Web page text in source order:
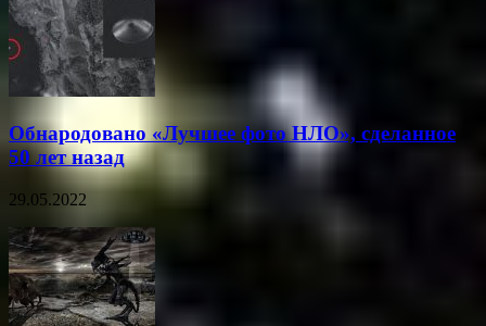
Обнародовано «Лучшее фото НЛО», сделанное
50 лет назад
29.05.2022